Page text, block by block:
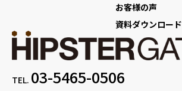
TEL. 03-5465-0506
お客様の声
資料ダウンロード